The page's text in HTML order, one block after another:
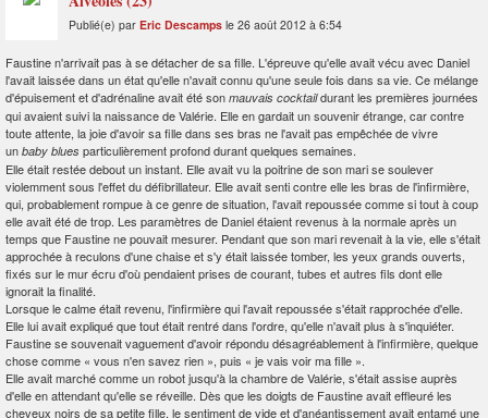
Publié(e) par Eric Descamps le 26 août 2012 à 6:54
Faustine n'arrivait pas à se détacher de sa fille. L'épreuve qu'elle avait vécu avec Daniel
l'avait laissée dans un état qu'elle n'avait connu qu'une seule fois dans sa vie. Ce mélange
d'épuisement et d'adrénaline avait été son mauvais cocktail durant les premières journées
qui avaient suivi la naissance de Valérie. Elle en gardait un souvenir étrange, car contre
toute attente, la joie d'avoir sa fille dans ses bras ne l'avait pas empêchée de vivre
un baby blues particulièrement profond durant quelques semaines.
Elle était restée debout un instant. Elle avait vu la poitrine de son mari se soulever
violemment sous l'effet du défibrillateur. Elle avait senti contre elle les bras de l'infirmière,
qui, probablement rompue à ce genre de situation, l'avait repoussée comme si tout à coup
elle avait été de trop. Les paramètres de Daniel étaient revenus à la normale après un
temps que Faustine ne pouvait mesurer. Pendant que son mari revenait à la vie, elle s'était
approchée à reculons d'une chaise et s'y était laissée tomber, les yeux grands ouverts,
fixés sur le mur écru d'où pendaient prises de courant, tubes et autres fils dont elle
ignorait la finalité.
Lorsque le calme était revenu, l'infirmière qui l'avait repoussée s'était rapprochée d'elle.
Elle lui avait expliqué que tout était rentré dans l'ordre, qu'elle n'avait plus à s'inquiéter.
Faustine se souvenait vaguement d'avoir répondu désagréablement à l'infirmière, quelque
chose comme « vous n'en savez rien », puis « je vais voir ma fille ».
Elle avait marché comme un robot jusqu'à la chambre de Valérie, s'était assise auprès
d'elle en attendant qu'elle se réveille. Dès que les doigts de Faustine avait effleuré les
cheveux noirs de sa petite fille, le sentiment de vide et d'anéantissement avait entamé une